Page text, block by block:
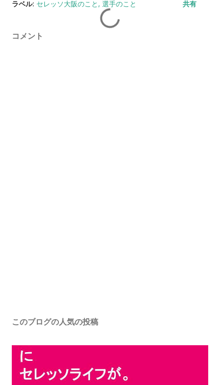
ラベル: セレッソ大阪のこと 選手のこと 共有
コメント
このブログの人気の投稿